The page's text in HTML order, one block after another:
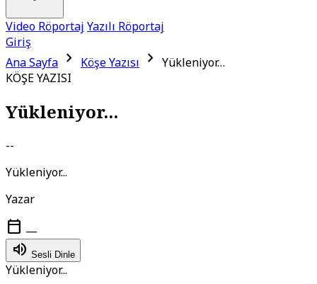
Video Röportaj Yazılı Röportaj
Giriş
Ana Sayfa chevron_right Köşe Yazısı chevron_right Yükleniyor…
KÖŞE YAZISI
Yükleniyor...
--
Yükleniyor...
Yazar
calendar_today —
volume_up Sesli Dinle
Yükleniyor...